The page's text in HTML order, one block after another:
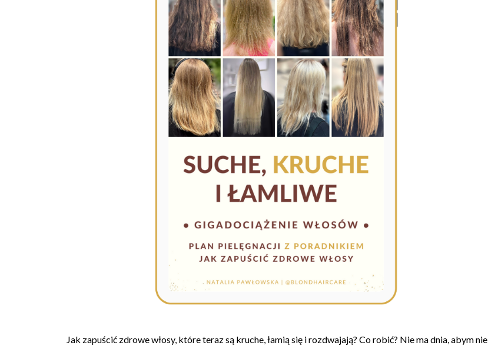
Jak zapuścić zdrowe włosy, które teraz są kruche, łamią się i rozdwajają? Co robić? Nie ma dnia, abym nie